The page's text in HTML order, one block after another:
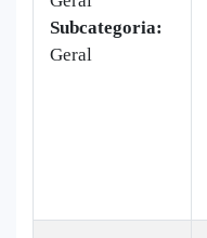
Subcategoria:
Geral